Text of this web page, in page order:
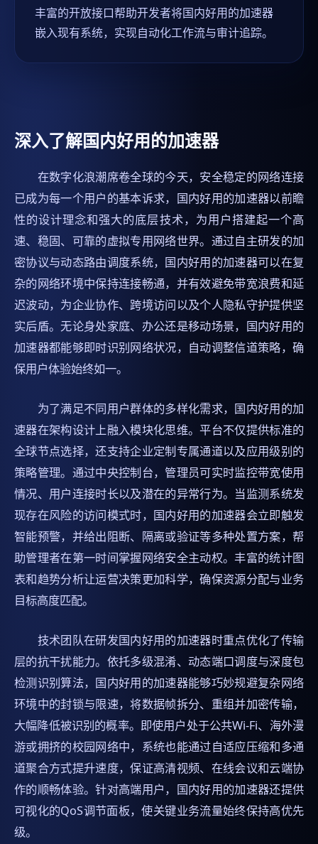
丰富的开放接口帮助开发者将国内好用的加速器
嵌入现有系统，实现自动化工作流与审计追踪。
深入了解国内好用的加速器
在数字化浪潮席卷全球的今天，安全稳定的网络连接
已成为每一个用户的基本诉求，国内好用的加速器以前瞻
性的设计理念和强大的底层技术，为用户搭建起一个高
速、稳固、可靠的虚拟专用网络世界。通过自主研发的加
密协议与动态路由调度系统，国内好用的加速器可以在复
杂的网络环境中保持连接畅通，并有效避免带宽浪费和延
迟波动，为企业协作、跨境访问以及个人隐私守护提供坚
实后盾。无论身处家庭、办公还是移动场景，国内好用的
加速器都能够即时识别网络状况，自动调整信道策略，确
保用户体验始终如一。
为了满足不同用户群体的多样化需求，国内好用的加
速器在架构设计上融入模块化思维。平台不仅提供标准的
全球节点选择，还支持企业定制专属通道以及应用级别的
策略管理。通过中央控制台，管理员可实时监控带宽使用
情况、用户连接时长以及潜在的异常行为。当监测系统发
现存在风险的访问模式时，国内好用的加速器会立即触发
智能预警，并给出阻断、隔离或验证等多种处置方案，帮
助管理者在第一时间掌握网络安全主动权。丰富的统计图
表和趋势分析让运营决策更加科学，确保资源分配与业务
目标高度匹配。
技术团队在研发国内好用的加速器时重点优化了传输
层的抗干扰能力。依托多级混淆、动态端口调度与深度包
检测识别算法，国内好用的加速器能够巧妙规避复杂网络
环境中的封锁与限速，将数据帧拆分、重组并加密传输，
大幅降低被识别的概率。即使用户处于公共Wi-Fi、海外漫
游或拥挤的校园网络中，系统也能通过自适应压缩和多通
道聚合方式提升速度，保证高清视频、在线会议和云端协
作的顺畅体验。针对高端用户，国内好用的加速器还提供
可视化的QoS调节面板，使关键业务流量始终保持高优先
级。